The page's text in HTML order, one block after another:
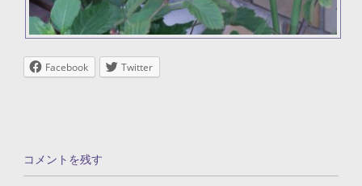
Facebook Twitter
コメントを残す